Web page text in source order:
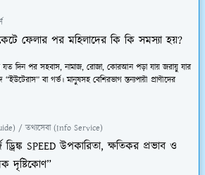
ফেলার পর মহিলাদের কি কি সমস্যা হয়?
যত দিন পর সহবাস, নামাজ, রোজা, কোরআন পড়া যায় জরায়ু যার
“ইউটেরাস” বা গর্ভ। মানুষসহ বেশিরভাগ স্তন্যপায়ী প্রাণীদের
/ তথ্যসেবা (Info Service)
ড্রিঙ্ক SPEED উপকারিতা, ক্ষতিকর প্রভাব ও
দৃষ্টিকোণ”